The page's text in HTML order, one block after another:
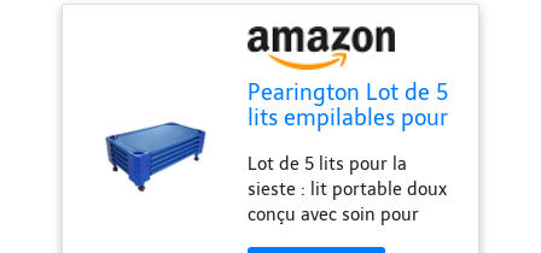
Pearington Lot de 5
lits empilables pour
Lot de 5 lits pour la
sieste : lit portable doux
conçu avec soin pour